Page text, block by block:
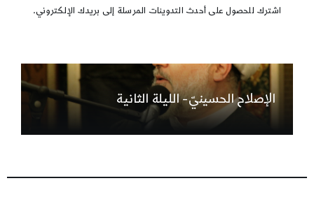
اشترك للحصول على أحدث التدوينات المرسلة إلى بريدك الإلكتروني.
الإصلاح الحسينيّ- الليلة الثانية